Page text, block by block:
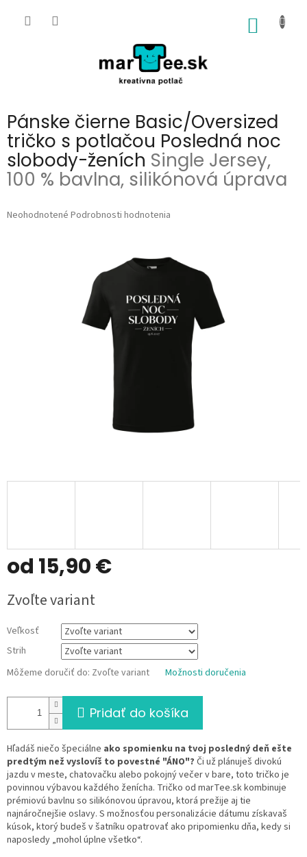
Pánske čierne Basic/Oversized
tričko s potlačou Posledná noc
slobody-ženích Single Jersey,
100 % bavlna, silikónová úprava
Priemerné
Neohodnotené Podrobnosti hodnotenia
od 15,90 €
cena:
Zvoľte variant
Veľkosť
Strih
Môžeme doručiť do: Zvoľte variant Možnosti doručenia
Pridať do košíka
Hľadáš niečo špeciálne ako spomienku na tvoj posledný deň ešte
predtým než vyslovíš to povestné "ÁNO"? Či už plánuješ divokú
jazdu v meste, chatovačku alebo pokojný večer v bare, toto tričko je
povinnou výbavou každého ženícha. Tričko od marTee.sk kombinuje
prémiovú bavlnu so silikónovou úpravou, ktorá prežije aj tie
najnáročnejšie oslavy. S možnosťou personalizácie dátumu získavaš
kúsok, ktorý budeš v šatníku opatrovať ako pripomienku dňa, kedy si
naposledy „mohol úplne všetko“.